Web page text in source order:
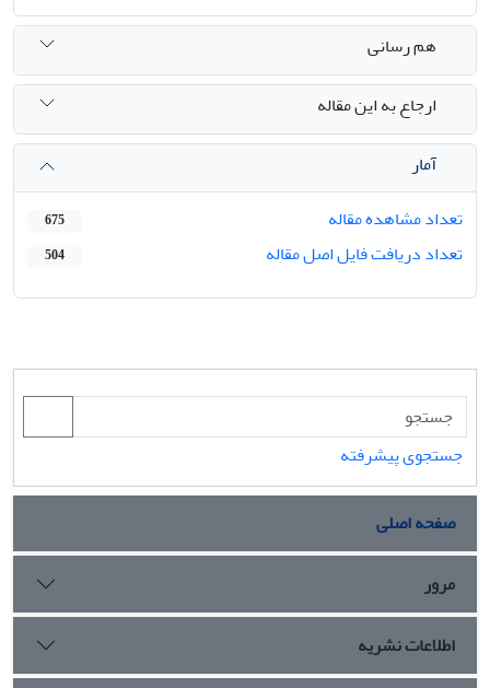
هم رسانی
ارجاع به این مقاله
آمار
تعداد مشاهده مقاله
675
تعداد دریافت فایل اصل مقاله 504
جستجوی پیشرفته
صفحه اصلی
مرور
اطلاعات نشریه